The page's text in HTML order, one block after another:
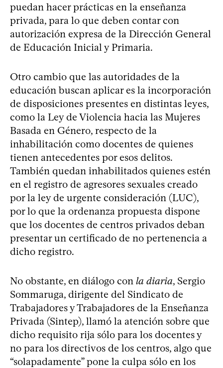
puedan hacer prácticas en la enseñanza
privada, para lo que deben contar con
autorización expresa de la Dirección General
de Educación Inicial y Primaria.
Otro cambio que las autoridades de la
educación buscan aplicar es la incorporación
de disposiciones presentes en distintas leyes,
como la Ley de Violencia hacia las Mujeres
Basada en Género, respecto de la
inhabilitación como docentes de quienes
tienen antecedentes por esos delitos.
También quedan inhabilitados quienes estén
en el registro de agresores sexuales creado
por la ley de urgente consideración (LUC),
por lo que la ordenanza propuesta dispone
que los docentes de centros privados deban
presentar un certificado de no pertenencia a
dicho registro.
No obstante, en diálogo con la diaria, Sergio
Sommaruga, dirigente del Sindicato de
Trabajadores y Trabajadores de la Enseñanza
Privada (Sintep), llamó la atención sobre que
dicho requisito rija sólo para los docentes y
no para los directivos de los centros, algo que
“solapadamente” pone la culpa sólo en los